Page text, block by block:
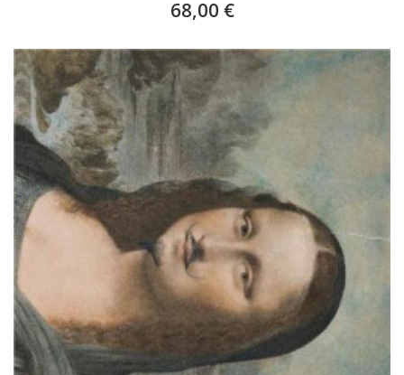
68,00 €